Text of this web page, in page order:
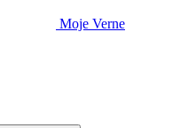
Moje Verne